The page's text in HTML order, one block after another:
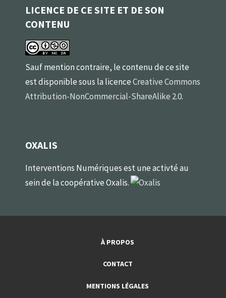
LICENCE DE CE SITE ET DE SON
CONTENU
Sauf mention contraire, le contenu de ce site
est disponible sous la licenceCreative Commons
Attribution-NonCommercial-ShareAlike 2.0.
OXALIS
Interventions Numériques est une activté au
sein de la coopérative Oxalis.
À PROPOS
CONTACT
MENTIONS LÉGALES